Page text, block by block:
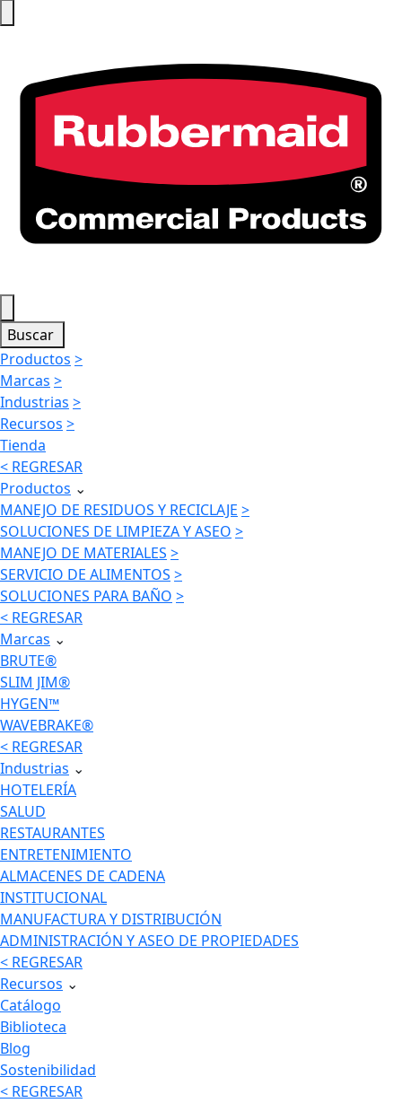
Buscar
Productos >
Marcas >
Industrias >
Recursos >
Tienda
< REGRESAR
Productos ⌄
MANEJO DE RESIDUOS Y RECICLAJE >
SOLUCIONES DE LIMPIEZA Y ASEO >
MANEJO DE MATERIALES >
SERVICIO DE ALIMENTOS >
SOLUCIONES PARA BAÑO >
< REGRESAR
Marcas ⌄
BRUTE®
SLIM JIM®
HYGEN™
WAVEBRAKE®
< REGRESAR
Industrias ⌄
HOTELERÍA
SALUD
RESTAURANTES
ENTRETENIMIENTO
ALMACENES DE CADENA
INSTITUCIONAL
MANUFACTURA Y DISTRIBUCIÓN
ADMINISTRACIÓN Y ASEO DE PROPIEDADES
< REGRESAR
Recursos ⌄
Catálogo
Biblioteca
Blog
Sostenibilidad
< REGRESAR